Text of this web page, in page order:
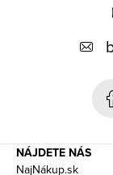
NÁJDETE NÁS
NajNákup.sk